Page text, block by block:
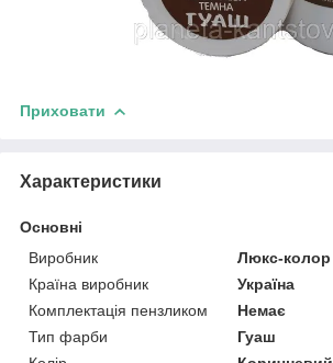
Приховати
Характеристики
Основні
Виробник
Люкс-колор
Країна виробник
Україна
Комплектація пензликом
Немає
Тип фарби
Гуаш